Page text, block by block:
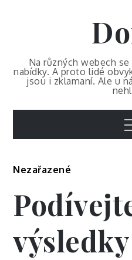
Na různých webech
nabídky. A proto lidé
jsou i zklamaní. Ale u
Nezařazené
výsledky